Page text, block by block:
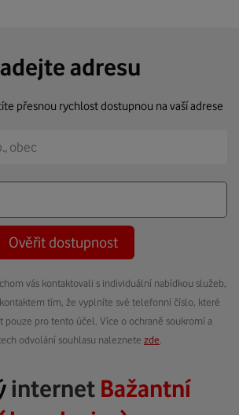
adresu
přesnou rychlost dostupnou na vaší adrese
Ověřit dostupnost
vás kontaktovali s individuální nabídkou služeb,
tím, že vyplníte své telefonní číslo, které
pouze pro tento účel. Více o ochraně soukromí a
odvolání souhlasu naleznete zde
internet Bažantní